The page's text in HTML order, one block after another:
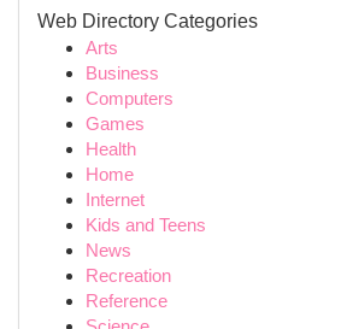
Web Directory Categories
Arts
Business
Computers
Games
Health
Home
Internet
Kids and Teens
News
Recreation
Reference